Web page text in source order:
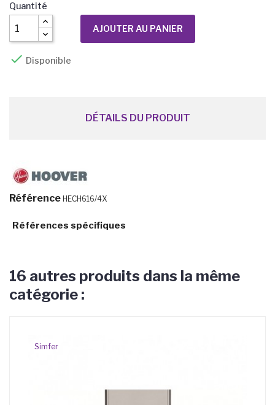
Quantité
AJOUTER AU PANIER
 Disponible
DÉTAILS DU PRODUIT
Référence HECH616/4X
Références spécifiques
16 autres produits dans la même
catégorie :
Simfer